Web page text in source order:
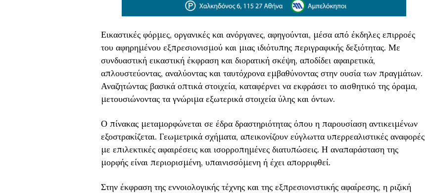
Εικαστικές φόρμες, οργανικές και ανόργανες, αφηγούνται, μέσα από έκδηλες επιρροές
του αφηρημένου εξπρεσιονισμού και μιας ιδιότυπης περιγραφικής δεξιότητας. Με
συνδυαστική εικαστική έκφραση και διορατική σκέψη, αποδίδει αφαιρετικά,
απλουστεύοντας, αναλύοντας και ταυτόχρονα εμβαθύνοντας στην ουσία των πραγμάτων.
Αναζητώντας βασικά οπτικά στοιχεία, καταφέρνει να εκφράσει το αισθητικό της όραμα,
μετουσιώνοντας τα γνώριμα εξωτερικά στοιχεία ύλης και όντων.
Ο πίνακας μεταμορφώνεται σε έδρα δραστηριότητας όπου η παρουσίαση αντικειμένων
εξοστρακίζεται. Γεωμετρικά σχήματα, απεικονίζουν εύγλωττα υπερρεαλιστικές αναφορές
με επιλεκτικές αφαιρέσεις και ισορροπημένες διατυπώσεις. Η αναπαράσταση της
μορφής είναι περιορισμένη, υπαινισσόμενη ή έχει απορριφθεί.
Στην έκφραση της εννοιολογικής τέχνης και της εξπρεσιονιστικής αφαίρεσης, η ριζική